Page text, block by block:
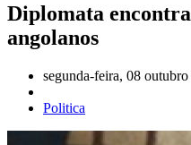
Diplomata
angolanos
segunda-feira, 08
Politica